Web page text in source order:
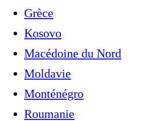
Grèce
Kosovo
Macédoine du Nord
Moldavie
Monténégro
Roumanie